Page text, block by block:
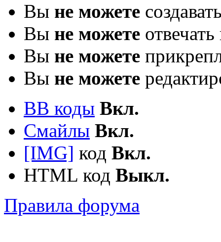
Вы не можете
Вы не можете
Вы не можете
Вы не можете
BB коды Вкл.
Смайлы Вкл.
[IMG] код Вкл.
HTML код Выкл.
Правила форума